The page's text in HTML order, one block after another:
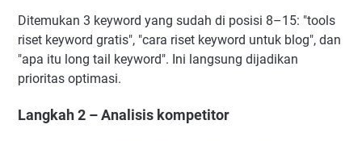
Ditemukan 3 keyword yang sudah di posisi 8–15: "tools
riset keyword gratis", "cara riset keyword untuk blog", dan
"apa itu long tail keyword". Ini langsung dijadikan
prioritas optimasi.
Langkah 2 – Analisis kompetitor